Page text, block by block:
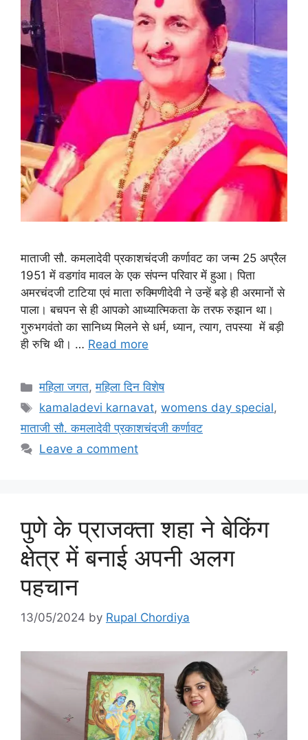
माताजी सौ. कमलादेवी प्रकाशचंदजी कर्णावट का जन्म 25 अप्रैल
1951 में वडगांव मावल के एक संपन्न परिवार में हुआ। पिता
अमरचंदजी टाटिया एवं माता रुक्मिणीदेवी ने उन्हें बड़े ही अरमानों से
पाला। बचपन से ही आपको आध्यात्मिकता के तरफ रुझान था।
गुरुभगवंतो का सानिध्य मिलने से धर्म, ध्यान, त्याग, तपस्या में बड़ी
ही रुचि थी। … Read more
Categories
महिला जगत,महिला दिन विशेष
Tags
kamaladevi karnavat,womens day special,
माताजी सौ. कमलादेवी प्रकाशचंदजी कर्णावट
Leave a comment
पुणे के प्राजक्ता शहा ने बेकिंग
क्षेत्र में बनाई अपनी अलग
पहचान
13/05/2024 by Rupal Chordiya